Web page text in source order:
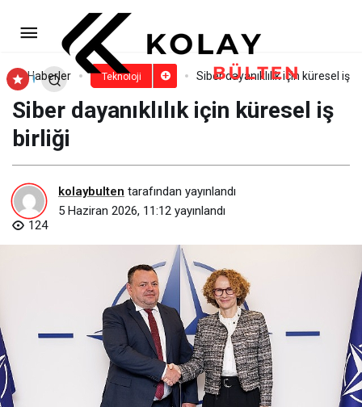
Haberler Teknoloji Siber dayanıklılık için küresel iş
Siber dayanıklılık için küresel iş
birliği
kolaybulten tarafından yayınlandı
5 Haziran 2026, 11:12 yayınlandı
124
Türkiye’de elektrikli araç sayısı 3
yılda 5 kat büyüdü.
Yorum Yap Paylaş